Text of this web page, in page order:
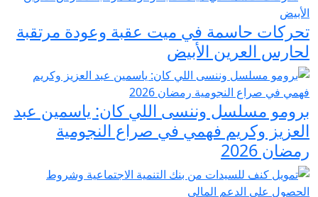
تحركات حاسمة في ميت عقبة وعودة مرتقبة
لحارس العرين الأبيض
برومو مسلسل وننسى اللي كان: ياسمين عبد
العزيز وكريم فهمي في صراع النجومية
رمضان 2026